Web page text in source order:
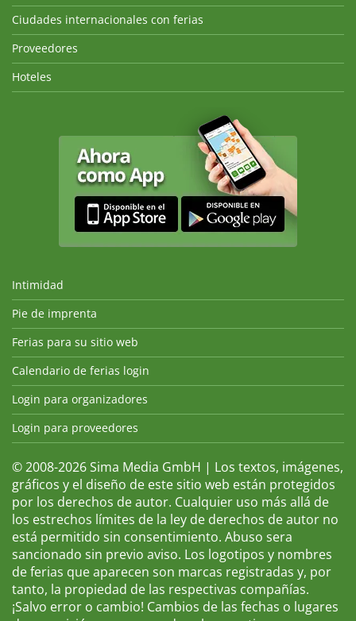
Ciudades internacionales con ferias
Proveedores
Hoteles
Intimidad
Pie de imprenta
Ferias para su sitio web
Calendario de ferias login
Login para organizadores
Login para proveedores
© 2008-2026 Sima Media GmbH | Los textos, imágenes,
gráficos y el diseño de este sitio web están protegidos
por los derechos de autor. Cualquier uso más allá de
los estrechos límites de la ley de derechos de autor no
está permitido sin consentimiento. Abuso sera
sancionado sin previo aviso. Los logotipos y nombres
de ferias que aparecen son marcas registradas y, por
tanto, la propiedad de las respectivas compañías.
¡Salvo error o cambio! Cambios de las fechas o lugares